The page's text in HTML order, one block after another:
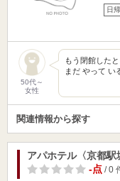
日
50代～
女性
もう閉館した
まだ やって い
関連情報から探す
アパホテル〈京都駅
-点/ 0